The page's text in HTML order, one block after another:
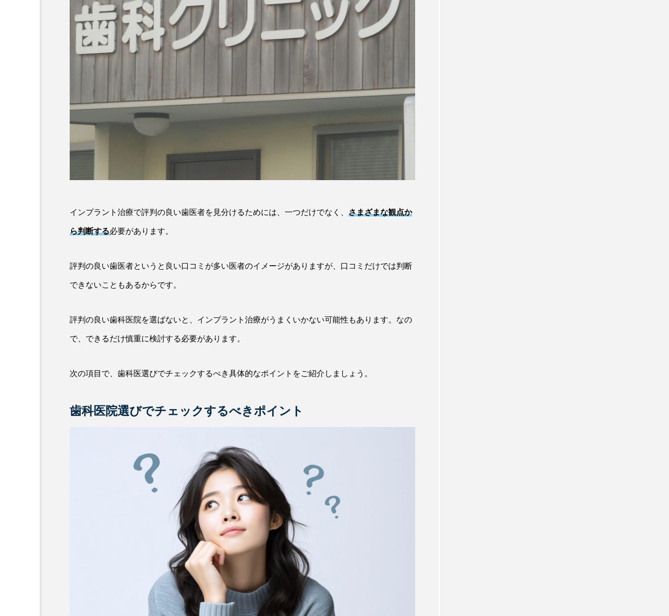
インプラント治療で評判の良い歯医者を見分けるためには、一つだけでなく、 さまざまな観点か
ら判断する必要があります。
評判の良い歯医者というと良い口コミが多い医者のイメージがありますが、口コミだけでは判断
できないこともあるからです。
評判の良い歯科医院を選ばないと、インプラント治療がうまくいかない可能性もあります。なの
で、できるだけ慎重に検討する必要があります。
次の項目で、歯科医選びでチェックするべき具体的なポイントをご紹介しましょう。
歯科医院選びでチェックするべきポイント